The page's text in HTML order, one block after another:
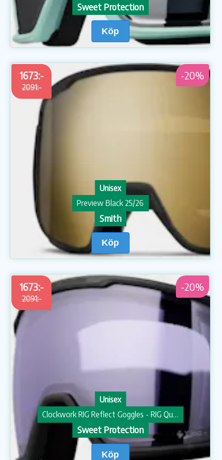
Sweet Protection
Köp
1673:-
2091:-
-20%
Unisex
Preview Black 25/26
Smith
Köp
1673:-
2091:-
-20%
Unisex
Clockwork RIG Reflect Goggles - RIG Quartz/Matte Black/Black
Sweet Protection
Köp